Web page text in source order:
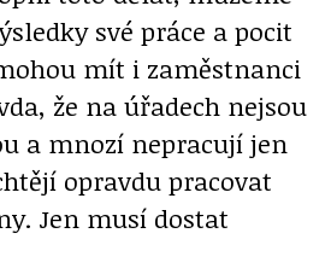
své práce a pocit
mít i zaměstnanci
že na úřadech nejsou
a mnozí nepracují jen
opravdu pracovat
Jen musí dostat